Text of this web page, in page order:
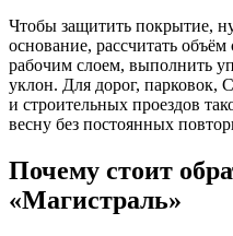
Чтобы защитить покрытие,
основание, рассчитать
рабочим слоем, выполнить
уклон. Для дорог, парковок,
и строительных проездов
весну без постоянных
Почему стоит
«Магистраль»